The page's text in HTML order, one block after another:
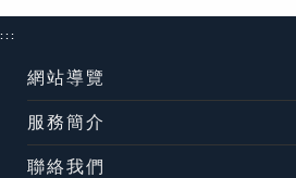
:::
網站導覽
服務簡介
聯絡我們